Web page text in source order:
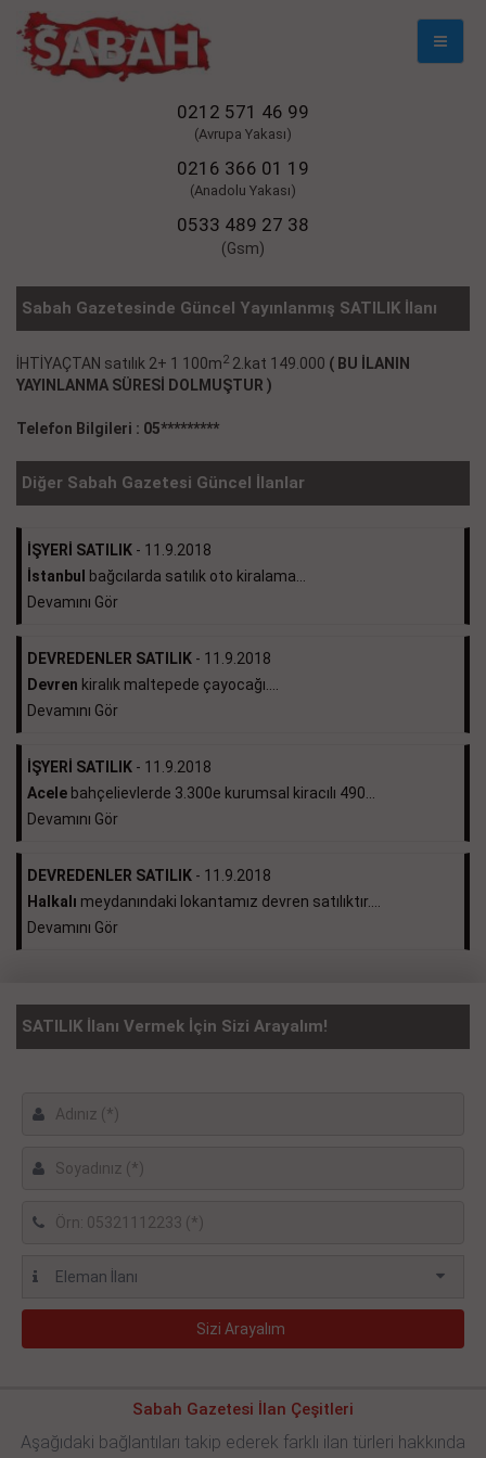
Mobil
0212 571 46 99
(Avrupa Yakası)
0216 366 01 19
(Anadolu Yakası)
0533 489 27 38
(Gsm)
Sabah Gazetesinde Güncel Yayınlanmış SATILIK İlanı
İHTİYAÇTAN satılık 2+ 1 100m2 2.kat 149.000 ( BU İLANIN
YAYINLANMA SÜRESİ DOLMUŞTUR )
Telefon Bilgileri : 05*********
Diğer Sabah Gazetesi Güncel İlanlar
İŞYERİ SATILIK - 11.9.2018
İstanbul
bağcılarda satılık oto kiralama...
Devamını Gör
DEVREDENLER SATILIK - 11.9.2018
Devren kiralık maltepede çayocağı....
Devamını Gör
İŞYERİ SATILIK - 11.9.2018
Acele bahçelievlerde 3.300e kurumsal kiracılı 490...
Devamını Gör
DEVREDENLER SATILIK - 11.9.2018
Halkalı meydanındaki lokantamız devren satılıktır....
Devamını Gör
SATILIK İlanı Vermek İçin Sizi Arayalım!
Sabah Gazetesi İlan Çeşitleri
Aşağıdaki bağlantıları takip ederek farklı ilan türleri hakkında